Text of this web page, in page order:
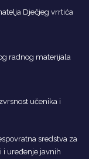
Dječjeg vrrtića
radnog materijala
učenika i
sredstva za
i uređenje javnih